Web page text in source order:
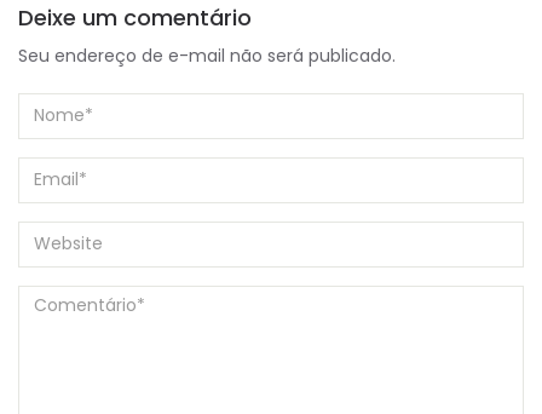
Deixe um comentário
Seu endereço de e-mail não será publicado.